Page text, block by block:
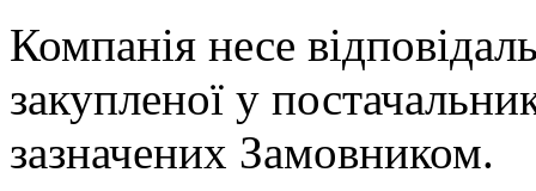
Компанія несе
закупленої у
зазначених Замовником.